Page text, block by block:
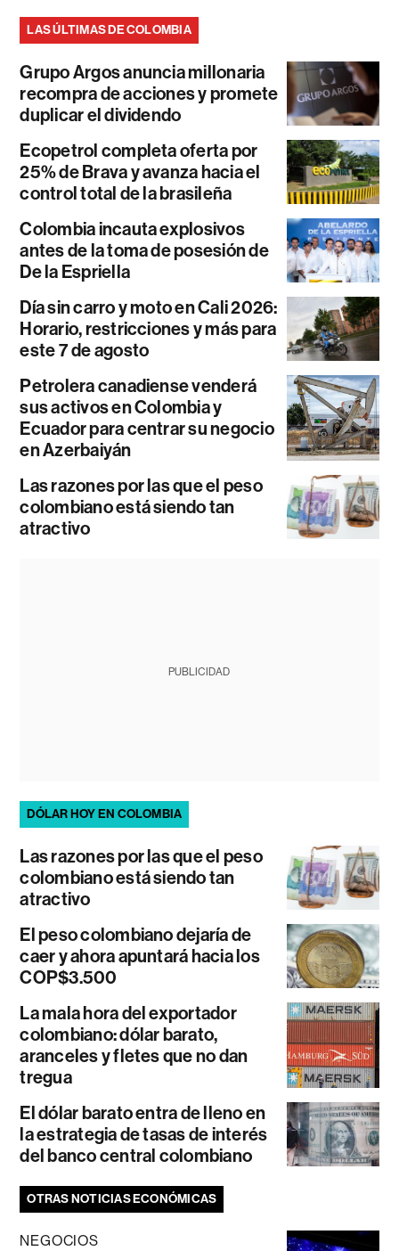
LAS ÚLTIMAS DE COLOMBIA
Grupo Argos anuncia millonaria
recompra de acciones y promete
duplicar el dividendo
Ecopetrol completa oferta por
25% de Brava y avanza hacia el
control total de la brasileña
Colombia incauta explosivos
antes de la toma de posesión de
De la Espriella
Día sin carro y moto en Cali 2026:
Horario, restricciones y más para
este 7 de agosto
Petrolera canadiense venderá
sus activos en Colombia y
Ecuador para centrar su negocio
en Azerbaiyán
Las razones por las que el peso
colombiano está siendo tan
atractivo
PUBLICIDAD
DÓLAR HOY EN COLOMBIA
Las razones por las que el peso
colombiano está siendo tan
atractivo
El peso colombiano dejaría de
caer y ahora apuntará hacia los
COP$3.500
La mala hora del exportador
colombiano: dólar barato,
aranceles y fletes que no dan
tregua
El dólar barato entra de lleno en
la estrategia de tasas de interés
del banco central colombiano
OTRAS NOTICIAS ECONÓMICAS
NEGOCIOS